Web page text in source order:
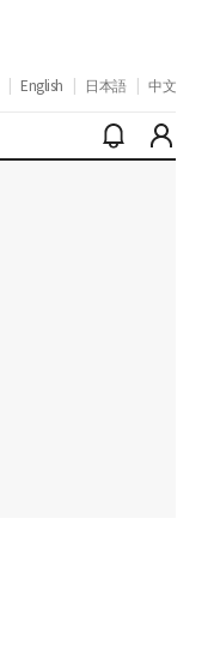
English 日本語 中文